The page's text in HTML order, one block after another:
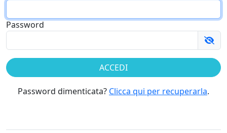
Password
Password dimenticata? Clicca qui per recuperarla.